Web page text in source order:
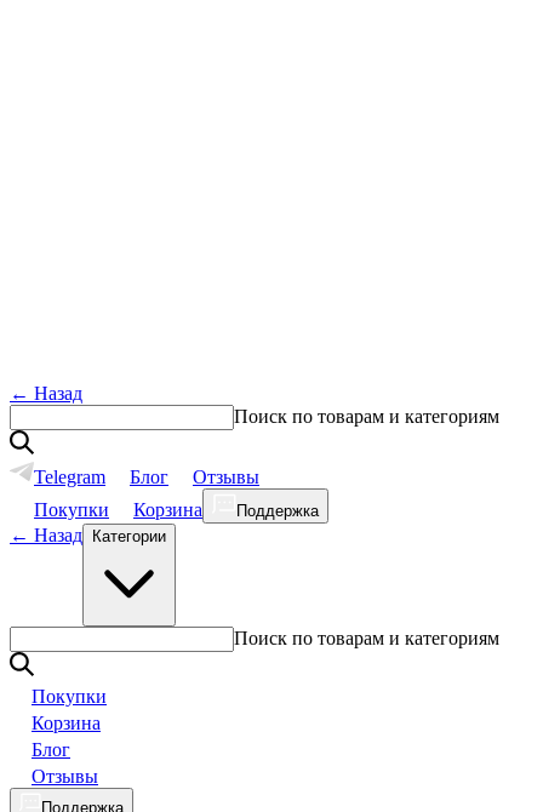
← Назад
Поиск по товарам и категориям
Telegram Блог
Отзывы
Покупки
Корзина Поддержка
← Назад Категории
Поиск по товарам и категориям
Покупки
Корзина
Блог
Отзывы
Поддержка